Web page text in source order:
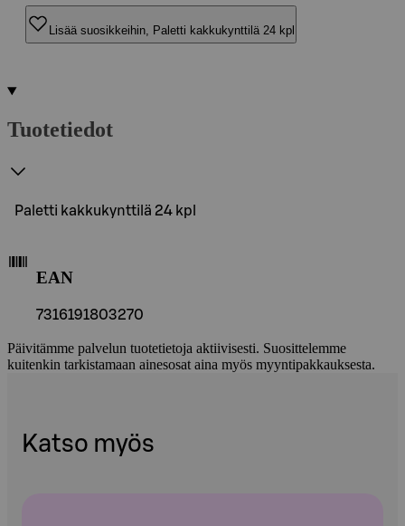
Lisää suosikkeihin, Paletti kakkukynttilä 24 kpl
Tuotetiedot
Paletti kakkukynttilä 24 kpl
EAN
7316191803270
Päivitämme palvelun tuotetietoja aktiivisesti. Suosittelemme
kuitenkin tarkistamaan ainesosat aina myös myyntipakkauksesta.
Katso myös